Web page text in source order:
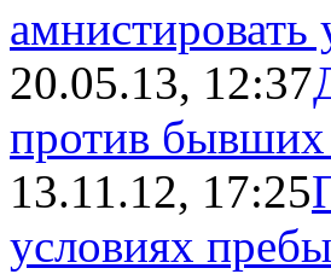
амнистировать
20.05.13, 12:37
против
13.11.12, 17:25
условиях